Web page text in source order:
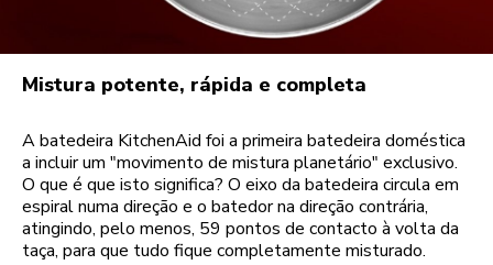
Mistura potente, rápida e completa
A batedeira KitchenAid foi a primeira batedeira doméstica
a incluir um "movimento de mistura planetário" exclusivo.
O que é que isto significa? O eixo da batedeira circula em
espiral numa direção e o batedor na direção contrária,
atingindo, pelo menos, 59 pontos de contacto à volta da
taça, para que tudo fique completamente misturado.